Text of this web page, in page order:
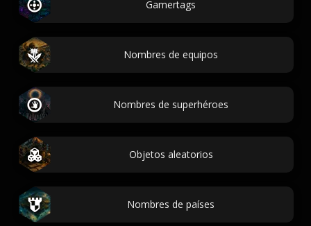
Gamertags
Nombres de equipos
Nombres de superhéroes
Objetos aleatorios
Nombres de países